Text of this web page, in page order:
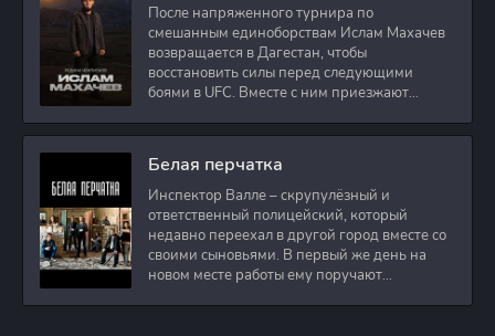
После напряженного турнира по
смешанным единоборствам Ислам Махачев
возвращается в Дагестан, чтобы
восстановить силы перед следующими
боями в UFC. Вместе с ним приезжают
Белая перчатка
Инспектор Валле – скрупулёзный и
ответственный полицейский, который
недавно переехал в другой город вместе со
своими сыновьями. В первый же день на
новом месте работы ему поручают